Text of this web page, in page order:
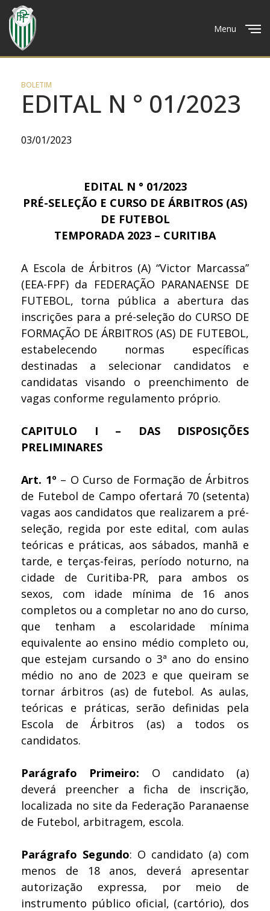
Menu
BOLETIM
EDITAL N ° 01/2023
03/01/2023
EDITAL N ° 01/2023
PRÉ-SELEÇÃO E CURSO DE ÁRBITROS (AS)
DE FUTEBOL
TEMPORADA 2023 – CURITIBA
A Escola de Árbitros (A) “Victor Marcassa”
(EEA-FPF) da FEDERAÇÃO PARANAENSE DE
FUTEBOL, torna pública a abertura das
inscrições para a pré-seleção do CURSO DE
FORMAÇÃO DE ÁRBITROS (AS) DE FUTEBOL,
estabelecendo normas específicas
destinadas a selecionar candidatos e
candidatas visando o preenchimento de
vagas conforme regulamento próprio.
CAPITULO I – DAS DISPOSIÇÕES
PRELIMINARES
Art. 1º – O Curso de Formação de Árbitros
de Futebol de Campo ofertará 70 (setenta)
vagas aos candidatos que realizarem a pré-
seleção, regida por este edital, com aulas
teóricas e práticas, aos sábados, manhã e
tarde, e terças-feiras, período noturno, na
cidade de Curitiba-PR, para ambos os
sexos, com idade mínima de 16 anos
completos ou a completar no ano do curso,
que tenham a escolaridade mínima
equivalente ao ensino médio completo ou,
que estejam cursando o 3ª ano do ensino
médio no ano de 2023 e que queiram se
tornar árbitros (as) de futebol. As aulas,
teóricas e práticas, serão definidas pela
Escola de Árbitros (as) a todos os
candidatos.
Parágrafo Primeiro: O candidato (a)
deverá preencher a ficha de inscrição,
localizada no site da Federação Paranaense
de Futebol, arbitragem, escola.
Parágrafo Segundo: O candidato (a) com
menos de 18 anos, deverá apresentar
autorização expressa, por meio de
instrumento público oficial, (cartório), dos